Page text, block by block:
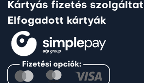
Kártyás fizetés
Elfogadott kártyák